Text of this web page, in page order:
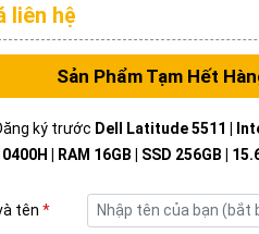
liên hệ
Sản Phẩm Tạm Hết
ký trước Dell Latitude 5511 |
| RAM 16GB | SSD 256GB |
tên *